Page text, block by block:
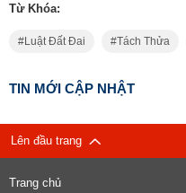
Từ Khóa:
Luật Đất Đai Tách Thửa
TIN MỚI CẬP NHẬT
Lên đầu trang
Trang chủ